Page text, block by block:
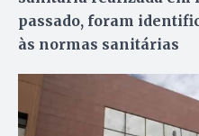
passado, foram
às normas sanitárias